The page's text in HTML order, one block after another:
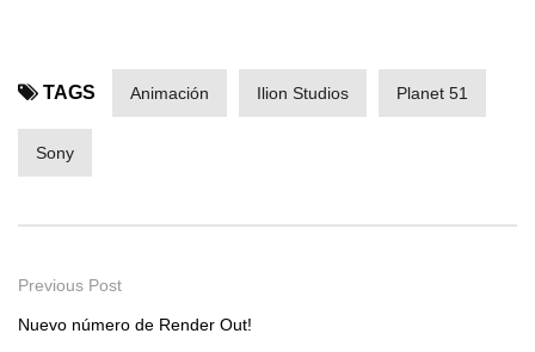
TAGS Animación Ilion Studios Planet 51
Sony
Previous Post
Nuevo número de Render Out!